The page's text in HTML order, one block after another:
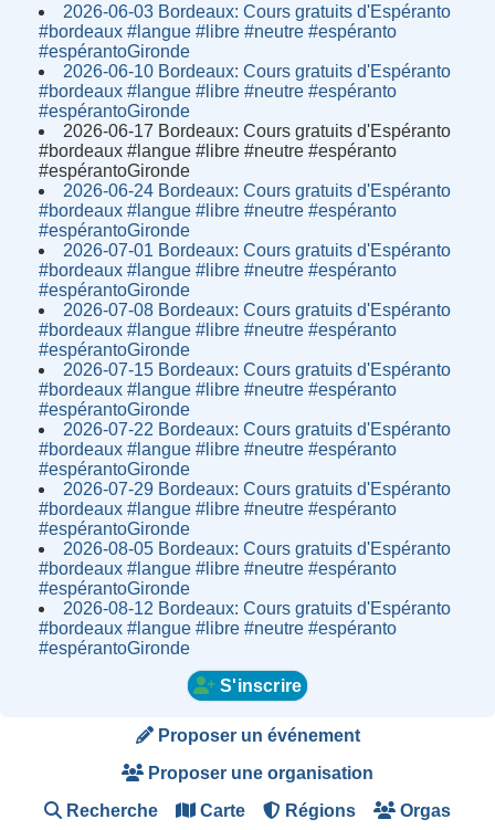
2026-06-03 Bordeaux: Cours gratuits d'Espéranto
#bordeaux #langue #libre #neutre #espéranto
#espérantoGironde
2026-06-10 Bordeaux: Cours gratuits d'Espéranto
#bordeaux #langue #libre #neutre #espéranto
#espérantoGironde
2026-06-17 Bordeaux: Cours gratuits d'Espéranto
#bordeaux #langue #libre #neutre #espéranto
#espérantoGironde
2026-06-24 Bordeaux: Cours gratuits d'Espéranto
#bordeaux #langue #libre #neutre #espéranto
#espérantoGironde
2026-07-01 Bordeaux: Cours gratuits d'Espéranto
#bordeaux #langue #libre #neutre #espéranto
#espérantoGironde
2026-07-08 Bordeaux: Cours gratuits d'Espéranto
#bordeaux #langue #libre #neutre #espéranto
#espérantoGironde
2026-07-15 Bordeaux: Cours gratuits d'Espéranto
#bordeaux #langue #libre #neutre #espéranto
#espérantoGironde
2026-07-22 Bordeaux: Cours gratuits d'Espéranto
#bordeaux #langue #libre #neutre #espéranto
#espérantoGironde
2026-07-29 Bordeaux: Cours gratuits d'Espéranto
#bordeaux #langue #libre #neutre #espéranto
#espérantoGironde
2026-08-05 Bordeaux: Cours gratuits d'Espéranto
#bordeaux #langue #libre #neutre #espéranto
#espérantoGironde
2026-08-12 Bordeaux: Cours gratuits d'Espéranto
#bordeaux #langue #libre #neutre #espéranto
#espérantoGironde
S'inscrire
Proposer un événement
Proposer une organisation
Recherche Carte Régions Orgas